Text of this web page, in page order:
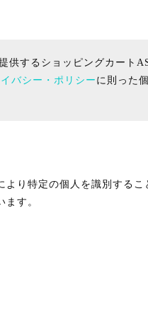
供するショッピングカート
バシー・ポリシー に則った
り特定の個人を識別するこ
す。